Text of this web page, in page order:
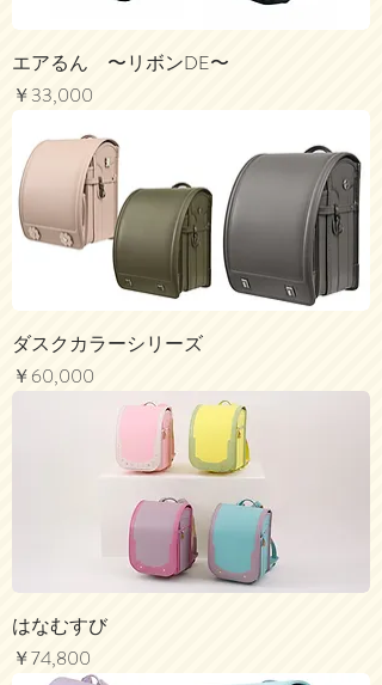
エアるん 〜リボンDE〜
価格
￥33,000
ダスクカラーシリーズ
価格
￥60,000
はなむすび
価格
￥74,800